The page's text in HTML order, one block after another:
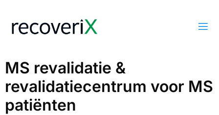
MS revalidatie &
revalidatiecentrum voor MS
patiënten